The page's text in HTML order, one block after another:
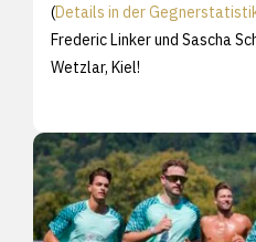
(Details in der
Frederic Linker und Sascha
Wetzlar, Kiel!